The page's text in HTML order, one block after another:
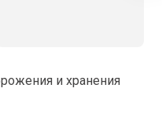
и хранения